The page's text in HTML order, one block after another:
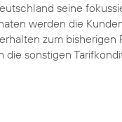
seine
werden die
zum bisherigen
die sonstigen